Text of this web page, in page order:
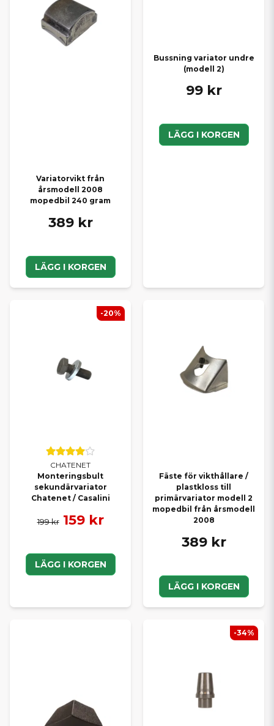
Variatorvikt från
årsmodell 2008
mopedbil 240 gram
389 kr
LÄGG I KORGEN
Bussning variator undre
(modell 2)
99 kr
LÄGG I KORGEN
CHATENET
Monteringsbult
sekundärvariator
Chatenet / Casalini
199 kr 159 kr
LÄGG I KORGEN
-20%
Fäste för vikthållare /
plastkloss till
primärvariator modell 2
mopedbil från årsmodell
2008
389 kr
LÄGG I KORGEN
-34%